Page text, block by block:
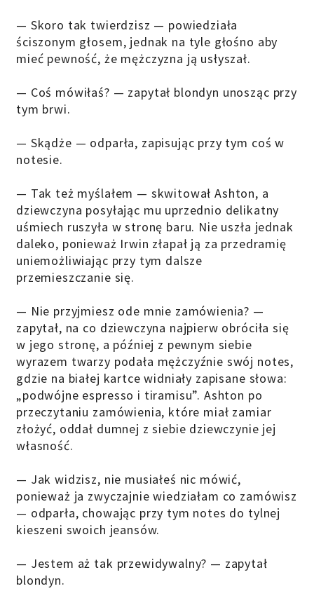
— Skoro tak twierdzisz — powiedziała
ściszonym głosem, jednak na tyle głośno aby
mieć pewność, że mężczyzna ją usłyszał.
— Coś mówiłaś? — zapytał blondyn unosząc przy
tym brwi.
— Skądże — odparła, zapisując przy tym coś w
notesie.
— Tak też myślałem — skwitował Ashton, a
dziewczyna posyłając mu uprzednio delikatny
uśmiech ruszyła w stronę baru. Nie uszła jednak
daleko, ponieważ Irwin złapał ją za przedramię
uniemożliwiając przy tym dalsze
przemieszczanie się.
— Nie przyjmiesz ode mnie zamówienia? —
zapytał, na co dziewczyna najpierw obróciła się
w jego stronę, a później z pewnym siebie
wyrazem twarzy podała mężczyźnie swój notes,
gdzie na białej kartce widniały zapisane słowa:
„podwójne espresso i tiramisu”. Ashton po
przeczytaniu zamówienia, które miał zamiar
złożyć, oddał dumnej z siebie dziewczynie jej
własność.
— Jak widzisz, nie musiałeś nic mówić,
ponieważ ja zwyczajnie wiedziałam co zamówisz
— odparła, chowając przy tym notes do tylnej
kieszeni swoich jeansów.
— Jestem aż tak przewidywalny? — zapytał
blondyn.